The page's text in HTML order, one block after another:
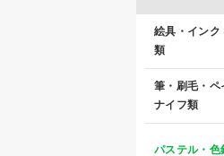
絵具・インク
類
筆・刷毛・ペ
ナイフ類
パステル・色